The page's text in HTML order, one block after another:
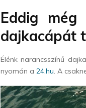
Eddig még
dajkacápát
Élénk narancsszínű
nyomán a24.hu. A